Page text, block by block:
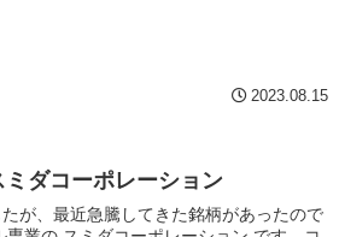
2023.08.15
ミダコーポレーション
が、最近急騰してきた銘柄があったので